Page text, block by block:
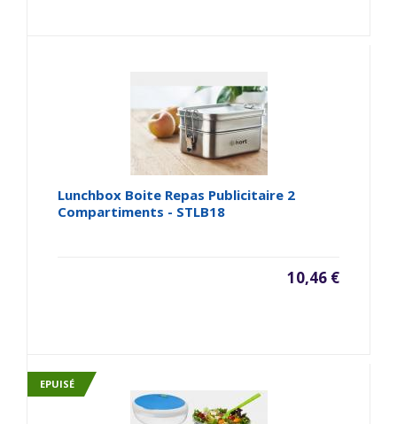
Lunchbox Boite Repas Publicitaire 2
Compartiments - STLB18
10,46 €
EPUISÉ